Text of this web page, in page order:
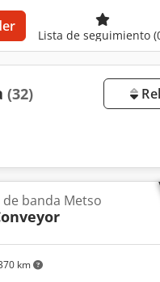
Lista de seguimiento
(32)
km
banda Metso